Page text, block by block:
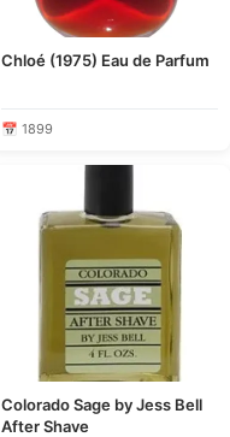
Chloé (1975) Eau de Parfum
📅 1899
Colorado Sage by Jess Bell
After Shave